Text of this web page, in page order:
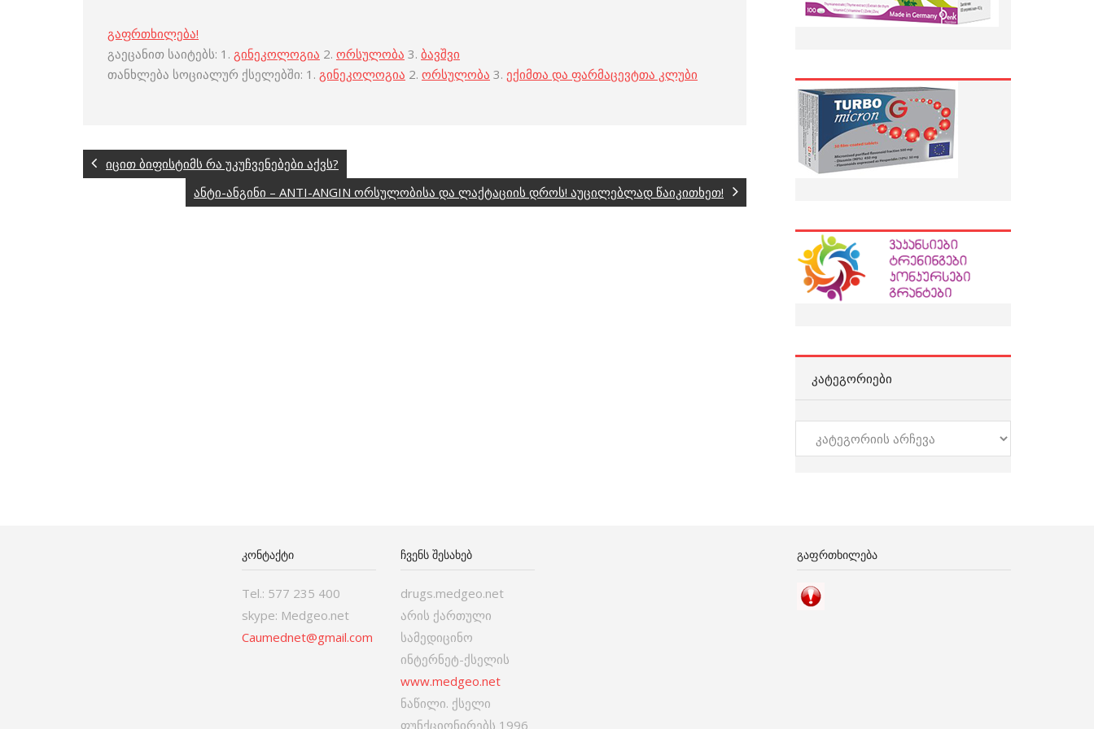
გაფრთხილება!
გაეცანით საიტებს: 1. გინეკოლოგია 2. ორსულობა 3. ბავშვი
თანხლება სოციალურ ქსელებში: 1. გინეკოლოგია 2. ორსულობა 3. ექიმთა და ფარმაცევტთა კლუბი
იცით ბიფისტიმს რა უკუჩვენებები აქვს?
ანტი-ანგინი – ANTI-ANGIN ორსულობისა და ლაქტაციის დროს! აუცილებლად წაიკითხეთ!
ᲙᲐᲢᲔᲒᲝᲠᲘᲔᲑᲘ
კატეგორიები
ᲙᲝᲜᲢᲐᲥᲢᲘ
Tel.: 577 235 400
skype: Medgeo.net
Caumednet@gmail.com
ᲩᲕᲔᲜᲡ ᲨᲔᲡᲐᲮᲔᲑ
drugs.medgeo.net
არის ქართული
სამედიცინო
ინტერნეტ-ქსელის
www.medgeo.net
ნაწილი. ქსელი
ფუნქციონირებს 1996
ᲒᲐᲤᲠᲗᲮᲘᲚᲔᲑᲐ